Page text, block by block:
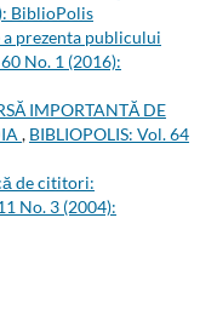
BiblioPolis
prezenta publicului
No. 1 (2016):
IMPORTANTĂ DE
, BIBLIOPOLIS: Vol. 64
de cititori:
No. 3 (2004):